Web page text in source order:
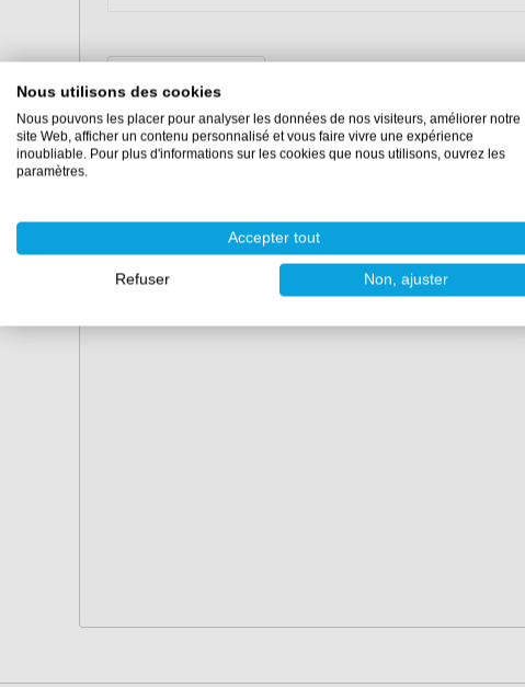
.
Nous utilisons des cookies
Nous pouvons les placer pour analyser les données de nos visiteurs, améliorer notre
site Web, afficher un contenu personnalisé et vous faire vivre une expérience
inoubliable. Pour plus d'informations sur les cookies que nous utilisons, ouvrez les
paramètres.
Accepter tout
Refuser Non, ajuster